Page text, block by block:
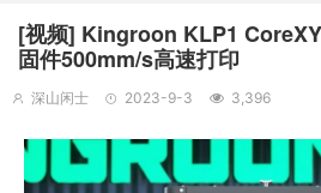
[视频] Kingroon KLP1
固件500mm/s高速打印
深山闲士 2023-9-3 3,396